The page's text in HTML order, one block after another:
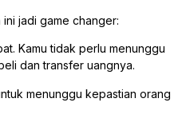
jadi game changer:
Kamu tidak perlu menunggu
dan transfer uangnya.
menunggu kepastian orang